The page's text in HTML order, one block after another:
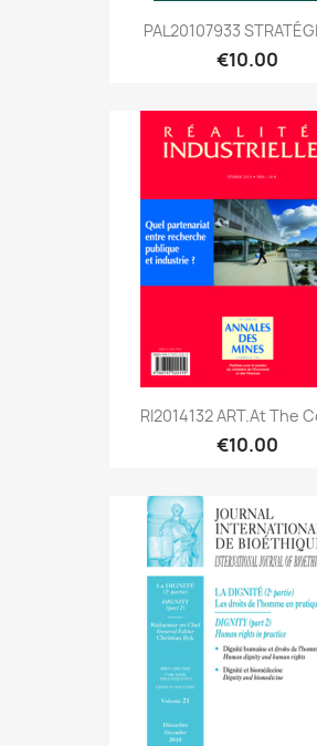
PAL20107933
€10.00
RI2014132 ART.At The
€10.00